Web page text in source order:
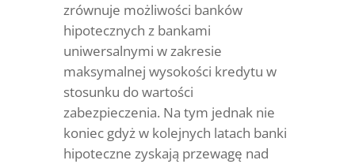
zrównuje możliwości banków
hipotecznych z bankami
uniwersalnymi w zakresie
maksymalnej wysokości kredytu w
stosunku do wartości
zabezpieczenia. Na tym jednak nie
koniec gdyż w kolejnych latach banki
hipoteczne zyskają przewagę nad